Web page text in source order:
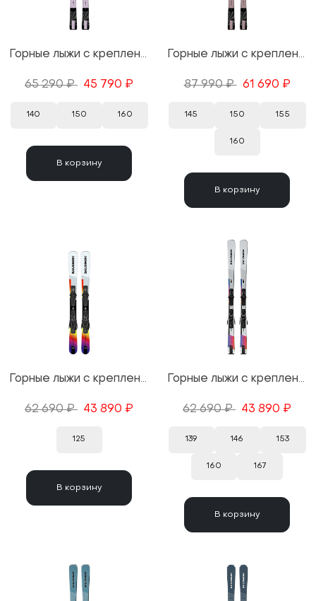
Горные лыжи с креплениями Salomon S/Max №6 + M10 GW 25/26
65 290 ₽ 45 790 ₽
140 150 160
В корзину
Горные лыжи с креплениями Salomon S/Max №8 RT + M10 GW 25/26
87 990 ₽ 61 690 ₽
145 150 155
160
В корзину
Горные лыжи с креплениями Salomon Shortmax + M 10 GW 25/26
62 690 ₽ 43 890 ₽
125
В корзину
Горные лыжи с креплениями Salomon S/Max 4 + M 10 GW 25/26
62 690 ₽ 43 890 ₽
139 146 153
160 167
В корзину